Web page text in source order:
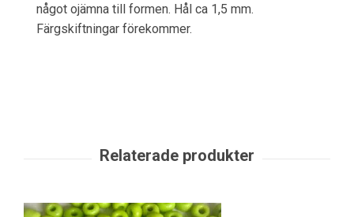
något ojämna till formen. Hål ca 1,5 mm.
Färgskiftningar förekommer.